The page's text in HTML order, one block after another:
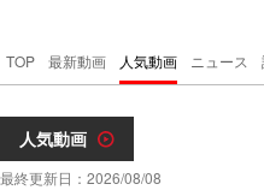
TOP 最新動画 人気動画 ニュース
人気動画
最終更新日：2026/08/08